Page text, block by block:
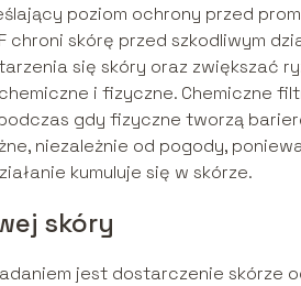
poziom ochrony przed
chroni skórę przed szkodliwym
się skóry oraz zwiększać
i fizyczne. Chemiczne
gdy fizyczne tworzą
niezależnie od pogody,
kumuluje się w skórze.
skóry
jest dostarczenie skórze